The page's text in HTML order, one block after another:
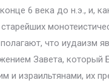
6 века до н.э., и,
что иудаизм
Завета, который
и израильтянами, их